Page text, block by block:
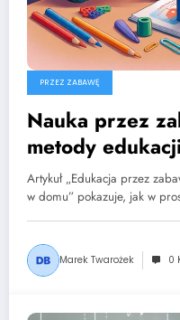
PRZEZ ZABAWĘ
Nauka przez
metody
Artykuł „Edukacja przez
w domu” pokazuje, jak w
Marek Twarożek 0